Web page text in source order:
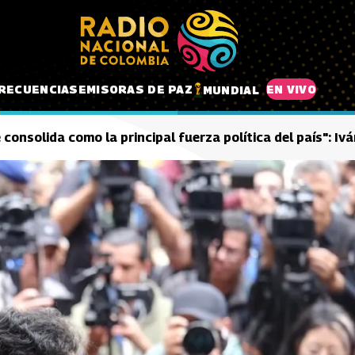
EMISORAS DE PAZ MUNDIAL EN VIVO
como la principal fuerza política del país":